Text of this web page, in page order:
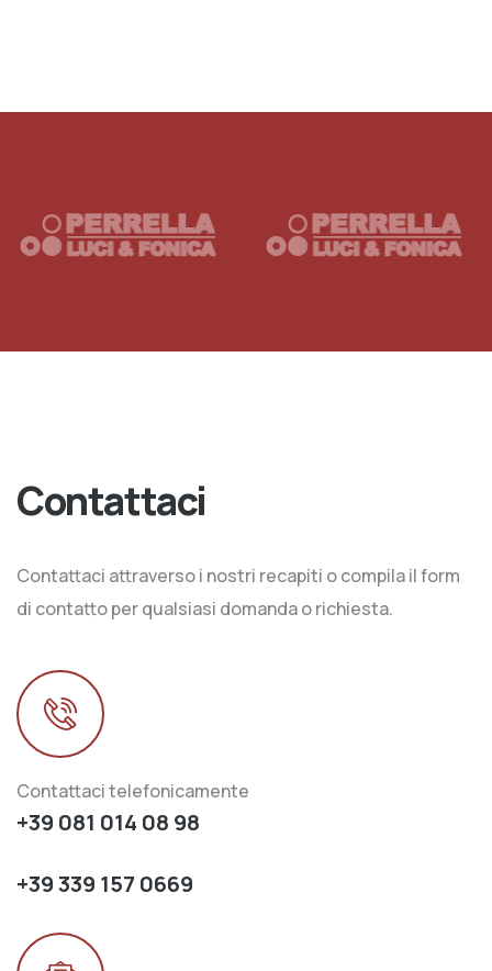
Contattaci
Contattaci attraverso i nostri recapiti o compila il form
di contatto per qualsiasi domanda o richiesta.
Contattaci telefonicamente
+39 081 014 08 98
+39 339 157 0669